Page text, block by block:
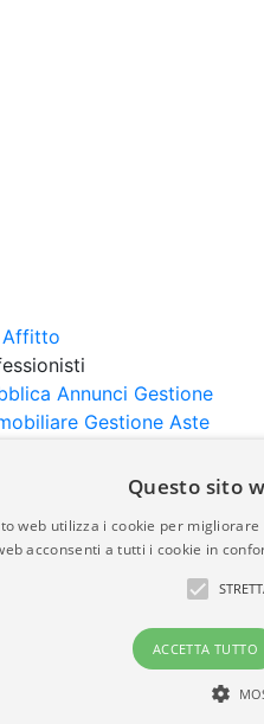
Annunci Gestione
Gestione Aste
Importazione
italia.it vengono
della correttezza,
Questo sito
web utilizza i cookie per
acconsenti a tutti i cookie in
ACCETTA TUTTO